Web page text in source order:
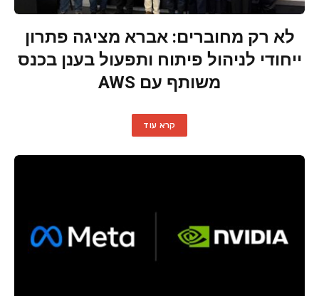
לא רק מחוברים: אברא מציגה פתרון
ייחודי לניהול פיתוח ותפעול בענן בכנס
משותף עם AWS
קרא עוד